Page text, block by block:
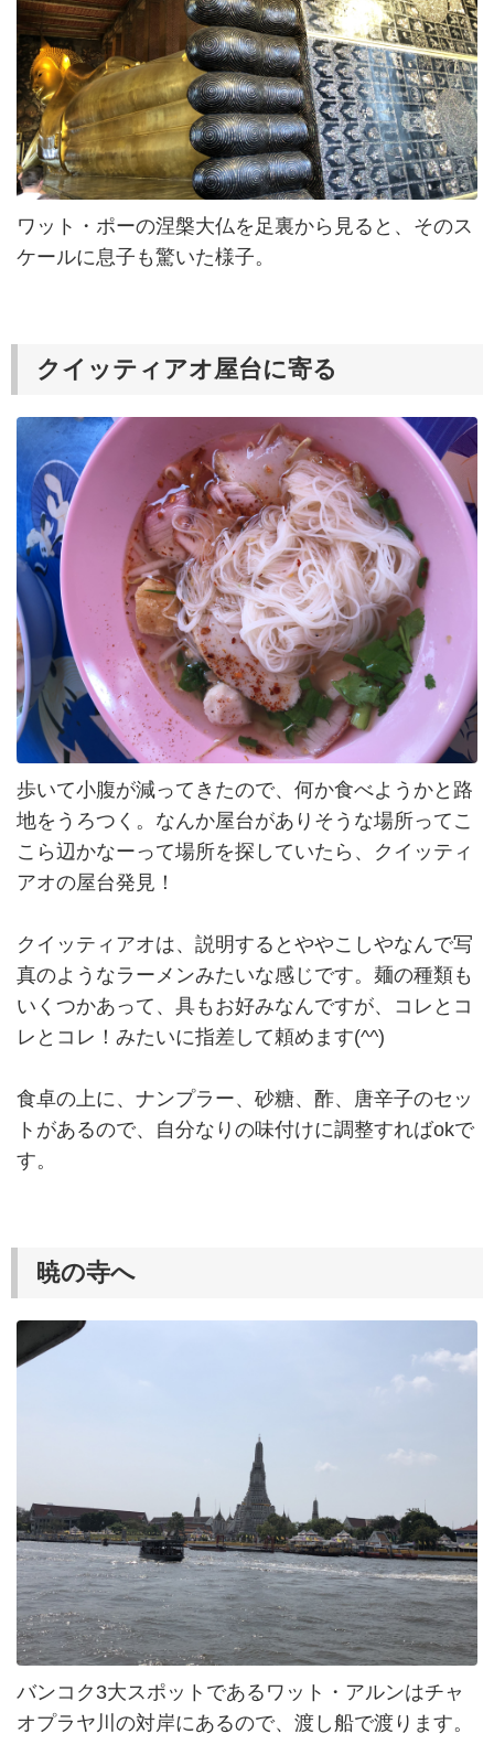
ワット・ポーの涅槃大仏を足裏から見ると、そのス
ケールに息子も驚いた様子。
クイッティアオ屋台に寄る
歩いて小腹が減ってきたので、何か食べようかと路
地をうろつく。なんか屋台がありそうな場所ってこ
こら辺かなーって場所を探していたら、クイッティ
アオの屋台発見！
クイッティアオは、説明するとややこしやなんで写
真のようなラーメンみたいな感じです。麺の種類も
いくつかあって、具もお好みなんですが、コレとコ
レとコレ！みたいに指差して頼めます(^^)
食卓の上に、ナンプラー、砂糖、酢、唐辛子のセッ
トがあるので、自分なりの味付けに調整すればokで
す。
暁の寺へ
バンコク3大スポットであるワット・アルンはチャ
オプラヤ川の対岸にあるので、渡し船で渡ります。